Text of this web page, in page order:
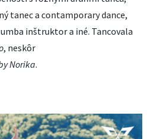
tanec a contamporary dance,
inštruktor a iné. Tancovala
, neskôr
Norika.